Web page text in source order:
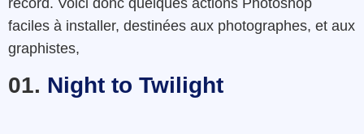
record. Voici donc quelques actions Photoshop
faciles à installer, destinées aux photographes, et aux
graphistes,
01. Night to Twilight